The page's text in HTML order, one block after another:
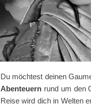
Du möchtest deinen
Abenteuern rund um den
Reise wird dich in Welten